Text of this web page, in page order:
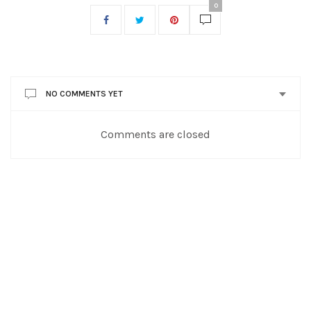
0
NO COMMENTS YET
Comments are closed